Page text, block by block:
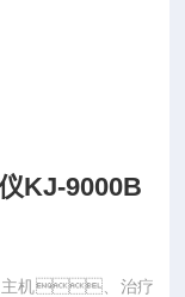
KJ-9000B
主机、治疗